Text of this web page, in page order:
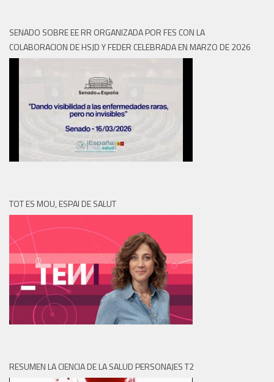
SENADO SOBRE EE RR ORGANIZADA POR FES CON LA
COLABORACION DE HSJD Y FEDER CELEBRADA EN MARZO DE 2026
TOT ES MOU, ESPAI DE SALUT
RESUMEN LA CIENCIA DE LA SALUD PERSONAJES T2